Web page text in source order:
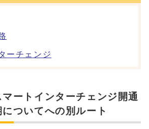
ーチェンジ
マートインターチェンジ開通
ついてへの別ルート